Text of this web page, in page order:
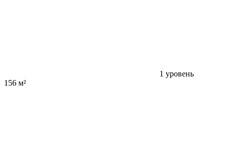
1 уровень
156 м²